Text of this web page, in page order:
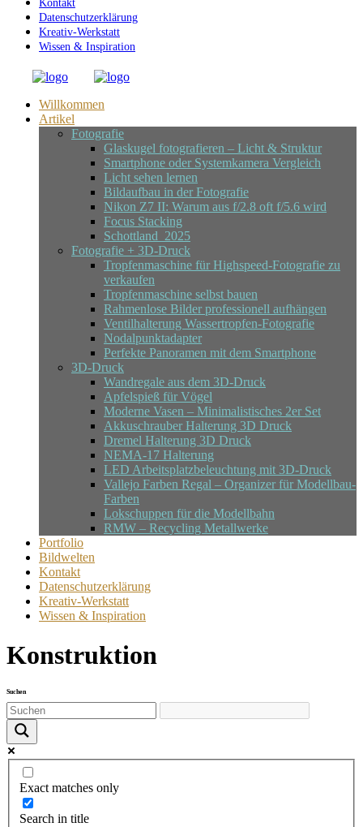
Kontakt
Datenschutzerklärung
Kreativ-Werkstatt
Wissen & Inspiration
Willkommen
Artikel
Fotografie
Glaskugel fotografieren – Licht & Struktur
Smartphone oder Systemkamera Vergleich
Licht sehen lernen
Bildaufbau in der Fotografie
Nikon Z7 II: Warum aus f/2.8 oft f/5.6 wird
Focus Stacking
Schottland_2025
Fotografie + 3D-Druck
Tropfenmaschine für Highspeed-Fotografie zu
verkaufen
Tropfenmaschine selbst bauen
Rahmenlose Bilder professionell aufhängen
Ventilhalterung Wassertropfen-Fotografie
Nodalpunktadapter
Perfekte Panoramen mit dem Smartphone
3D-Druck
Wandregale aus dem 3D-Druck
Apfelspieß für Vögel
Moderne Vasen – Minimalistisches 2er Set
Akkuschrauber Halterung 3D Druck
Dremel Halterung 3D Druck
NEMA-17 Halterung
LED Arbeitsplatzbeleuchtung mit 3D-Druck
Vallejo Farben Regal – Organizer für Modellbau-
Farben
Lokschuppen für die Modellbahn
RMW – Recycling Metallwerke
Portfolio
Bildwelten
Kontakt
Datenschutzerklärung
Kreativ-Werkstatt
Wissen & Inspiration
Konstruktion
Suchen
Exact matches only
Search in title